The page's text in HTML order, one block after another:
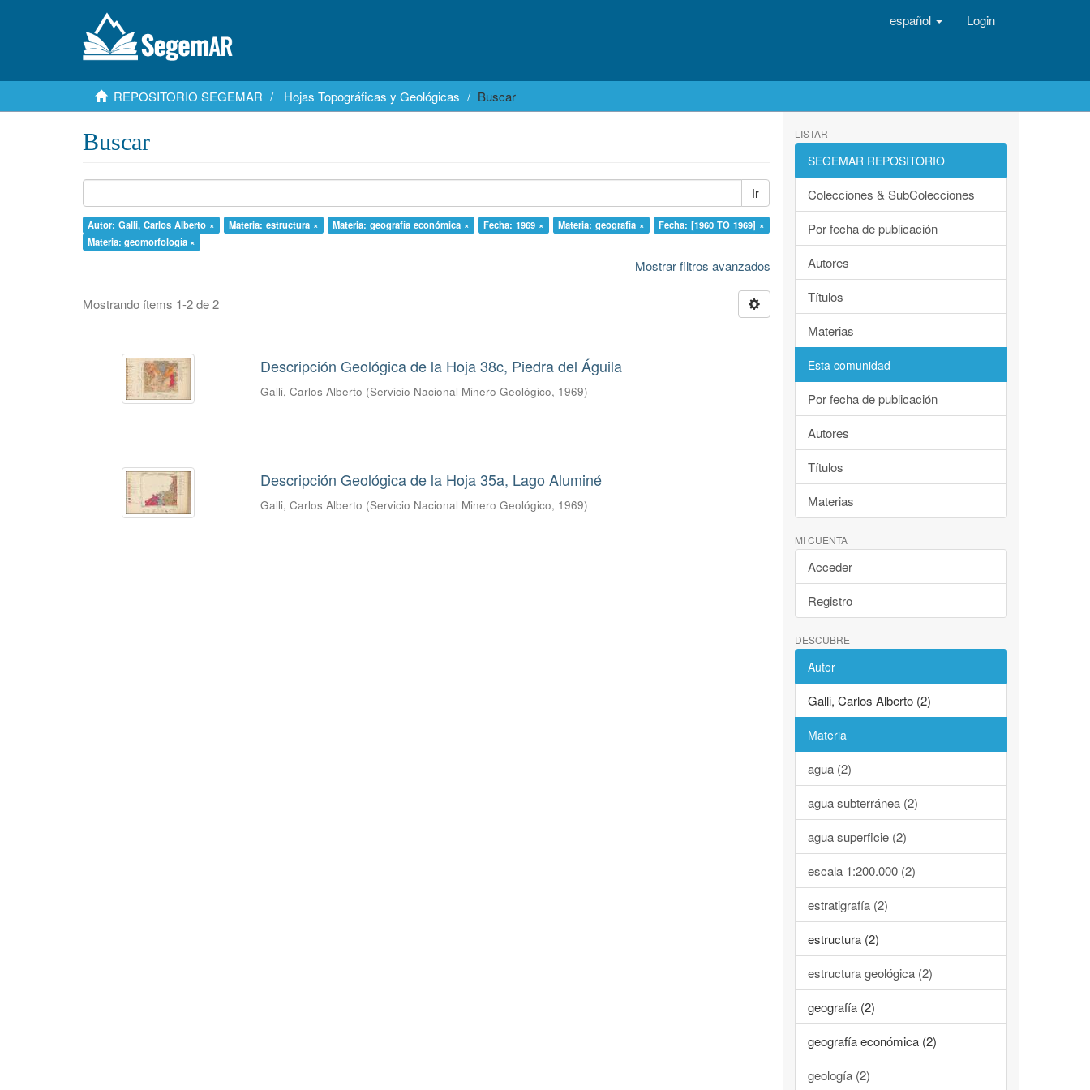
español Login
REPOSITORIO SEGEMAR Hojas Topográficas y Geológicas Buscar
Buscar
Ir
Autor: Galli, Carlos Alberto × Materia: estructura × Materia: geografía económica × Fecha: 1969 × Materia: geografía ×
Fecha: [1960 TO 1969] ×
Materia: geomorfología ×
Mostrar filtros avanzados
Mostrando ítems 1-2 de 2
Descripción Geológica de la Hoja 38c, Piedra del Águila
Galli, Carlos Alberto (Servicio Nacional Minero Geológico, 1969)
Descripción Geológica de la Hoja 35a, Lago Aluminé
Galli, Carlos Alberto (Servicio Nacional Minero Geológico, 1969)
LISTAR
SEGEMAR REPOSITORIO
Colecciones & SubColecciones
Por fecha de publicación
Autores
Títulos
Materias
Esta comunidad
Por fecha de publicación
Autores
Títulos
Materias
MI CUENTA
Acceder
Registro
DESCUBRE
Autor
Galli, Carlos Alberto (2)
Materia
agua (2)
agua subterránea (2)
agua superficie (2)
escala 1:200.000 (2)
estratigrafía (2)
estructura (2)
estructura geológica (2)
geografía (2)
geografía económica (2)
geología (2)